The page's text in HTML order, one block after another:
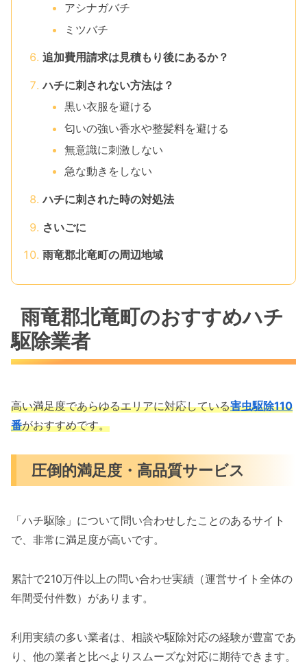
アシナガバチ
ミツバチ
追加費用請求は見積もり後にあるか？
ハチに刺されない方法は？
黒い衣服を避ける
匂いの強い香水や整髪料を避ける
無意識に刺激しない
急な動きをしない
ハチに刺された時の対処法
さいごに
雨竜郡北竜町の周辺地域
雨竜郡北竜町のおすすめハチ
駆除業者
高い満足度であらゆるエリアに対応している害虫駆除110
番がおすすめです。
圧倒的満足度・高品質サービス
「ハチ駆除」について問い合わせしたことのあるサイト
で、非常に満足度が高いです。
累計で210万件以上の問い合わせ実績（運営サイト全体の
年間受付件数）があります。
利用実績の多い業者は、相談や駆除対応の経験が豊富であ
り、他の業者と比べよりスムーズな対応に期待できます。